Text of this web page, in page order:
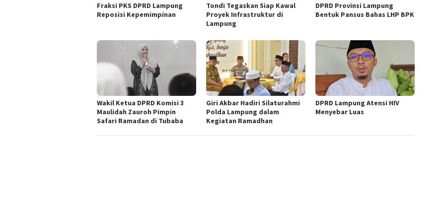
Fraksi PKS DPRD Lampung
Reposisi Kepemimpinan
Tondi Tegaskan Siap Kawal
Proyek Infrastruktur di
Lampung
DPRD Provinsi Lampung
Bentuk Pansus Bahas LHP BPK
Wakil Ketua DPRD Komisi 3
Maulidah Zauroh Pimpin
Safari Ramadan di Tubaba
Giri Akbar Hadiri Silaturahmi
Polda Lampung dalam
Kegiatan Ramadhan
DPRD Lampung Atensi HIV
Menyebar Luas